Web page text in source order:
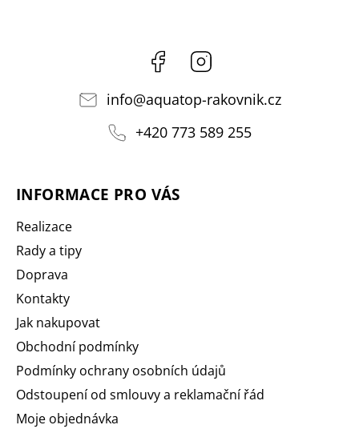
Facebook
info@aquatop-rakovnik.cz
+420 773 589 255
INFORMACE PRO VÁS
Realizace
Rady a tipy
Doprava
Kontakty
Jak nakupovat
Obchodní podmínky
Podmínky ochrany osobních údajů
Odstoupení od smlouvy a reklamační řád
Moje objednávka